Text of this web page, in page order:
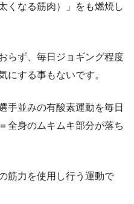
くなる筋肉）」をも燃焼し
らず、毎日ジョギング程度
にする事もないです。
手並みの有酸素運動を毎日
全身のムキムキ部分が落ち
筋力を使用し行う運動で